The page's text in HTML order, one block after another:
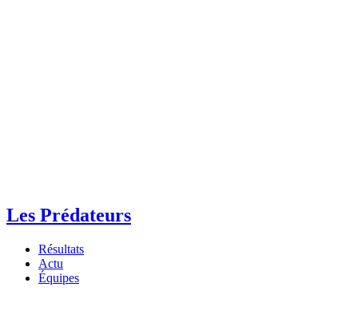
Les Prédateurs
Résultats
Actu
Équipes